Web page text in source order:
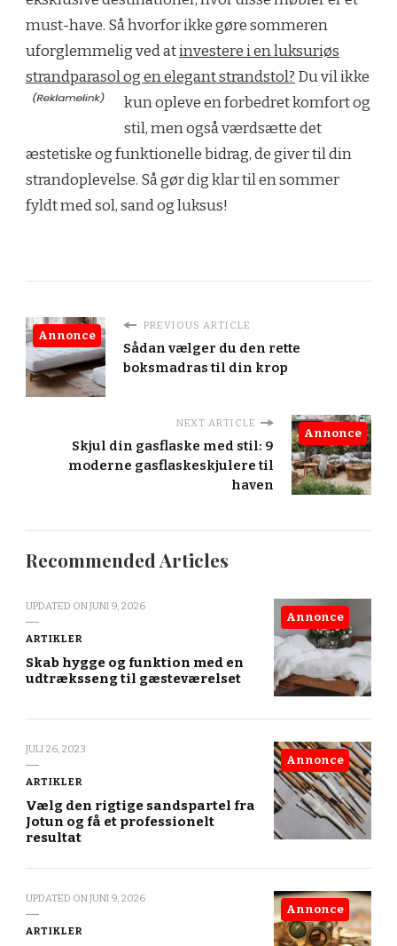
must-have. Så hvorfor ikke gøre sommeren
uforglemmelig ved atinvestere i en luksuriøs
strandparasol og en elegant strandstol? Du vil ikke
kun opleve en forbedret komfort og
stil, men også værdsætte det
æstetiske og funktionelle bidrag, de giver til din
strandoplevelse. Så gør dig klar til en sommer
fyldt med sol, sand og luksus!
PREVIOUS ARTICLE
Sådan vælger du den rette
boksmadras til din krop
Annonce
NEXT ARTICLE
Skjul din gasflaske med stil: 9
moderne gasflaskeskjulere til
haven
Annonce
Recommended Articles
UPDATED ONJUNI 9, 2026
ARTIKLER
Skab hygge og funktion med en
udtræksseng til gæsteværelset
Annonce
JULI 26, 2023
ARTIKLER
Vælg den rigtige sandspartel fra
Jotun og få et professionelt
resultat
Annonce
UPDATED ONJUNI 9, 2026
ARTIKLER
Annonce